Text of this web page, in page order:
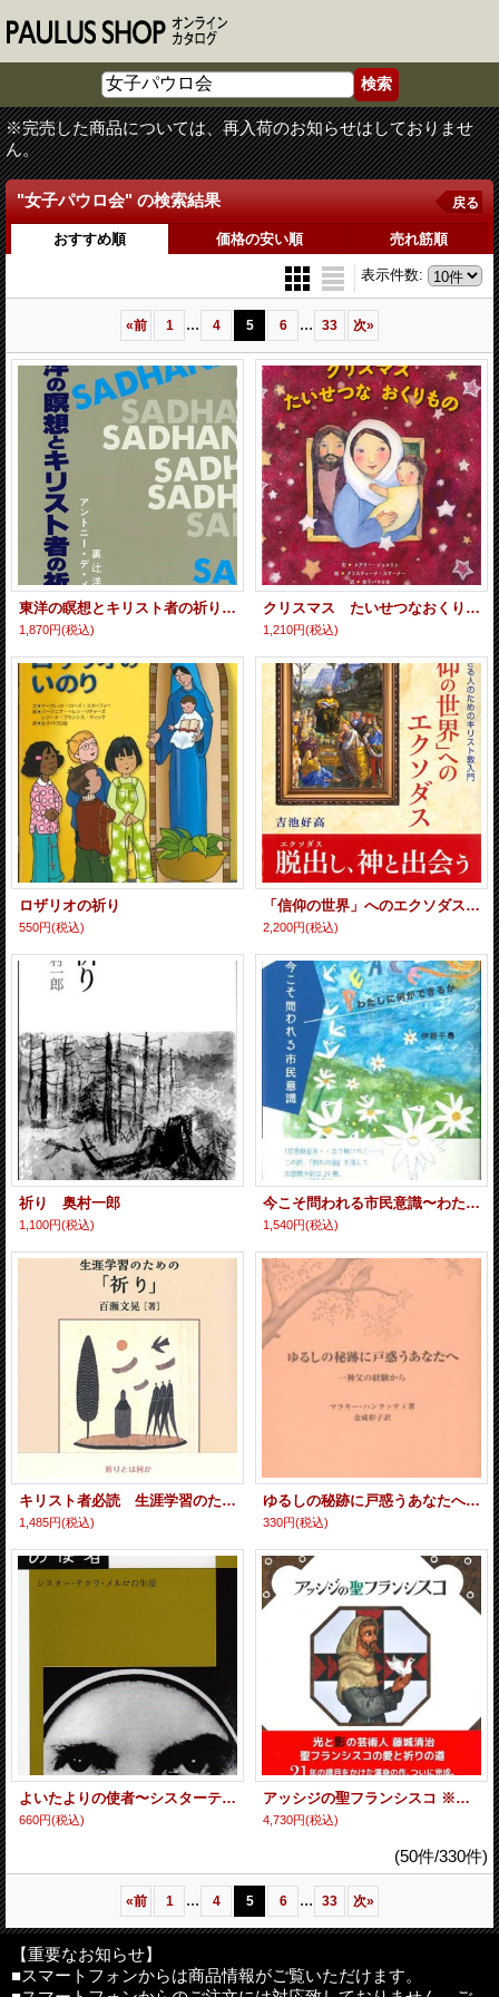
※完売した商品については、再入荷のお知らせはしておりませ
ん。
"女子パウロ会" の検索結果 戻る
おすすめ順 価格の安い順 売れ筋順
表示件数:
«前 1 ... 4 5 6 ... 33 次»
東洋の瞑想とキリスト者の祈り ※お取り寄せ品
1,870円(税込)
クリスマス たいせつなおくりもの
1,210円(税込)
ロザリオの祈り
550円(税込)
「信仰の世界」へのエクソダス 現代に生きる人のためのキリスト教入門 ※お取り寄せ品
2,200円(税込)
祈り 奥村一郎
1,100円(税込)
今こそ問われる市民意識〜わたしに何ができるか〜
1,540円(税込)
キリスト者必読 生涯学習のための「祈り」 ※お取り寄せ品
1,485円(税込)
ゆるしの秘跡に戸惑うあなたへ 神父の経験から
330円(税込)
よいたよりの使者〜シスターテクラ・メルロの生涯〜
660円(税込)
アッシジの聖フランシスコ ※お取り寄せ品
4,730円(税込)
(50件/330件)
«前 1 ... 4 5 6 ... 33 次»
【重要なお知らせ】
■スマートフォンからは商品情報がご覧いただけます。